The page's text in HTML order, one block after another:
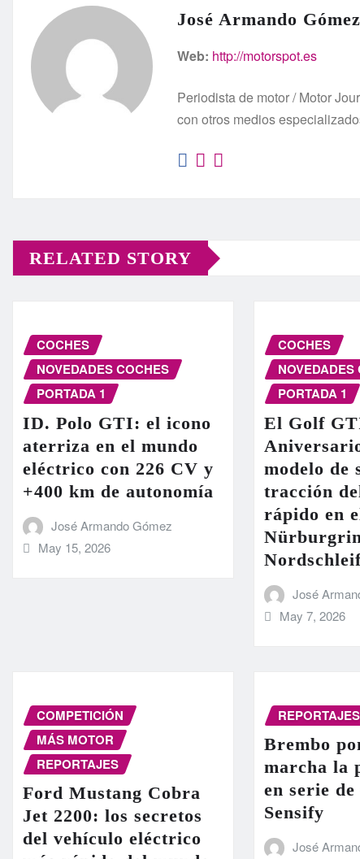
José Armando Gómez
Web: http://motorspot.es
Periodista de motor / Motor
con otros medios
RELATED STORY
COCHES
NOVEDADES COCHES
PORTADA 1
ID. Polo GTI: el icono
aterriza en el mundo
eléctrico con 226 CV y
+400 km de autonomía
José Armando Gómez
May 15, 2026
COCHES
NOVEDADES
PORTADA 1
El Golf
modelo de
tracción
rápido en
José
May 7, 2026
COMPETICIÓN
MÁS MOTOR
REPORTAJES
Ford Mustang Cobra
Jet 2200: los secretos
del vehículo eléctrico
REPORTAJES
Brembo
marcha la
en serie
Sensify
José